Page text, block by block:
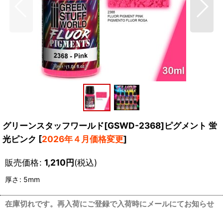
グリーンスタッフワールド[GSWD-2368]ピグメント 蛍
光ピンク [2026年４月価格変更]
販売価格: 1,210円(税込)
厚さ : 5mm
在庫切れです。再入荷にご登録で入荷時にメールにてお知らせ